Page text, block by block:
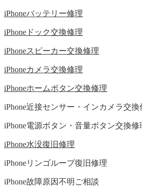
iPhoneバッテリー修理
iPhoneドック交換修理
iPhoneスピーカー交換修理
iPhoneカメラ交換修理
iPhoneホームボタン交換修理
iPhone近接センサー・インカメラ交換
iPhone電源ボタン・音量ボタン交換修
iPhone水没復旧修理
iPhoneリンゴループ復旧修理
iPhone故障原因不明ご相談